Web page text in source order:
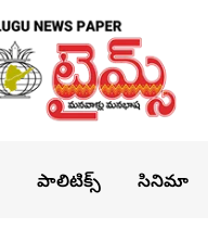
పాలిటిక్స్ సినిమా